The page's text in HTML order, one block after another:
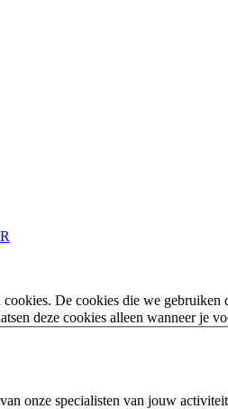
De cookies die we
deze cookies alleen wanneer je
onze specialisten van jouw